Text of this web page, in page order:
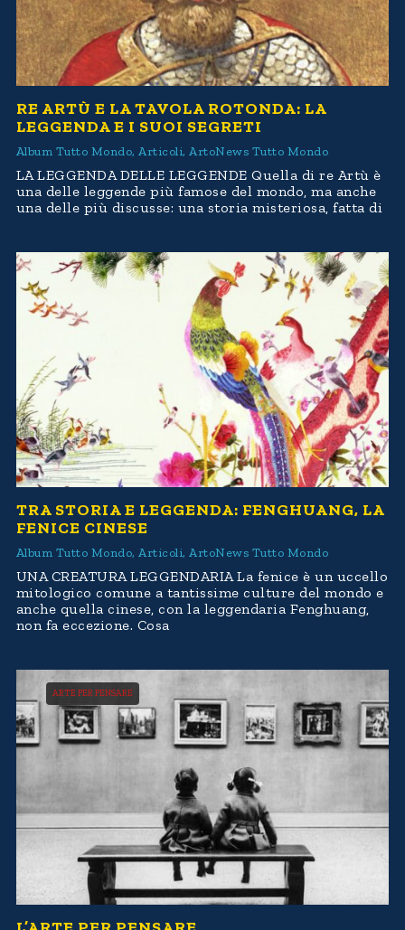
RE ARTÙ E LA TAVOLA ROTONDA: LA
LEGGENDA E I SUOI SEGRETI
Album Tutto Mondo,Articoli,ArtoNews Tutto Mondo
LA LEGGENDA DELLE LEGGENDE Quella di re Artù è
una delle leggende più famose del mondo, ma anche
una delle più discusse: una storia misteriosa, fatta di
TRA STORIA E LEGGENDA: FENGHUANG, LA
FENICE CINESE
Album Tutto Mondo,Articoli,ArtoNews Tutto Mondo
UNA CREATURA LEGGENDARIA La fenice è un uccello
mitologico comune a tantissime culture del mondo e
anche quella cinese, con la leggendaria Fenghuang,
non fa eccezione. Cosa
ARTE PER PENSARE